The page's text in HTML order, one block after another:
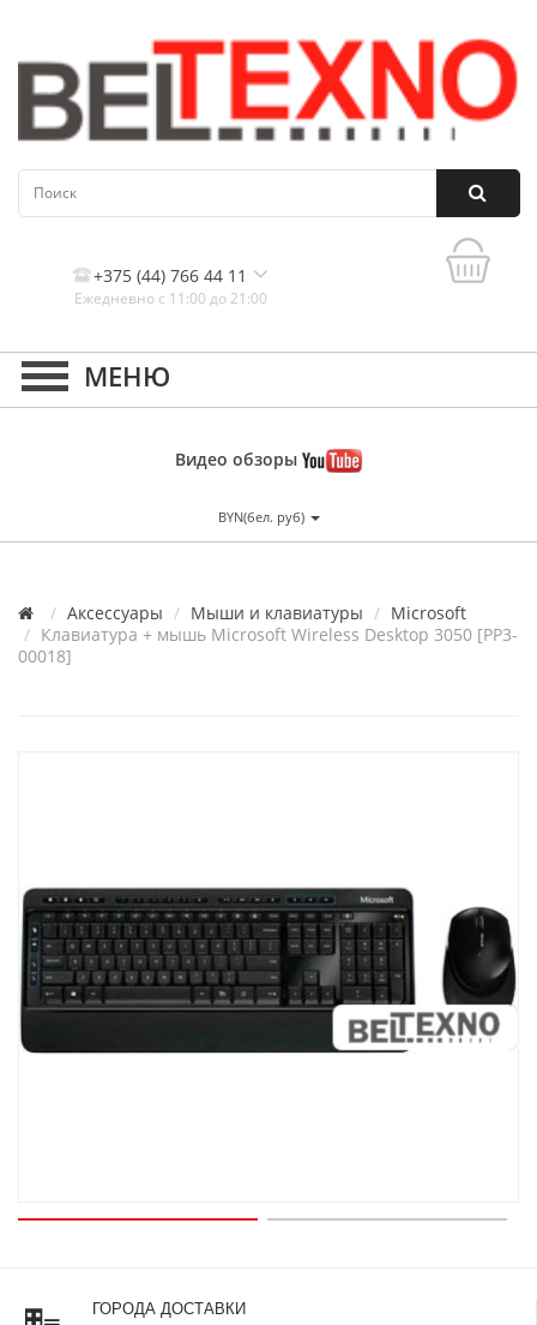
+375 (44) 766 44 11
Ежедневно с 11:00 до 21:00
Контакты, и схема проезда
Видео обзоры
BYN(бел. руб)
Аксессуары Мыши и клавиатуры
Microsoft
Клавиатура + мышь Microsoft Wireless Desktop 3050 [PP3-
00018]
ГОРОДА ДОСТАВКИ